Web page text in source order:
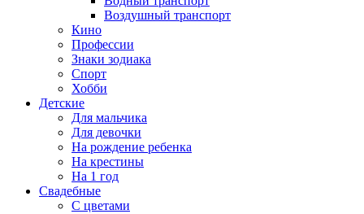
Воздушный транспорт
Кино
Профессии
Знаки зодиака
Спорт
Хобби
Детские
Для мальчика
Для девочки
На рождение ребенка
На крестины
На 1 год
Свадебные
С цветами